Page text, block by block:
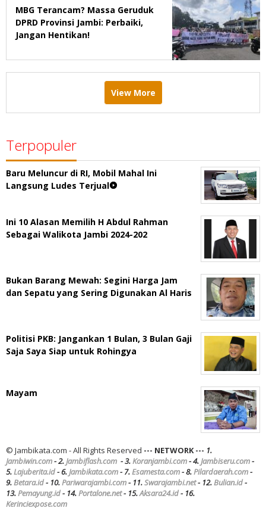
MBG Terancam? Massa Geruduk
DPRD Provinsi Jambi: Perbaiki,
Jangan Hentikan!
View More
Terpopuler
Baru Meluncur di RI, Mobil Mahal Ini
Langsung Ludes Terjual
Ini 10 Alasan Memilih H Abdul Rahman
Sebagai Walikota Jambi 2024-202
Bukan Barang Mewah: Segini Harga Jam
dan Sepatu yang Sering Digunakan Al Haris
Politisi PKB: Jangankan 1 Bulan, 3 Bulan Gaji
Saja Saya Siap untuk Rohingya
Mayam
© Jambikata.com - All Rights Reserved --- NETWORK --- 1.
Jambiwin.com- 2.Jambiflash.com - 3.Koranjambi.com- 4.Jambiseru.com-
5.Lajuberita.id- 6.Jambikata.com- 7.Esamesta.com- 8.Pilardaerah.com-
9.Betara.id- 10.Pariwarajambi.com- 11.Swarajambi.net- 12.Bulian.id-
13.Pemayung.id- 14.Portalone.net- 15.Aksara24.id- 16.
Kerinciexpose.com